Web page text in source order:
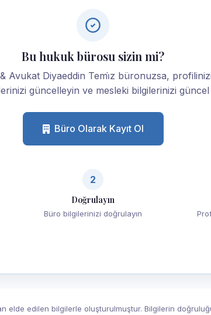
Bu hukuk bürosu sizin mi?
Avukat Diyaeddin Temi̇z büronuzsa,
güncelleyin ve mesleki bilgilerinizi
Büro Olarak Kayıt Ol
2
Doğrulayın
Büro bilgilerinizi doğrulayın
elde edilen bilgilerle oluşturulmuştur. Bilgilerin